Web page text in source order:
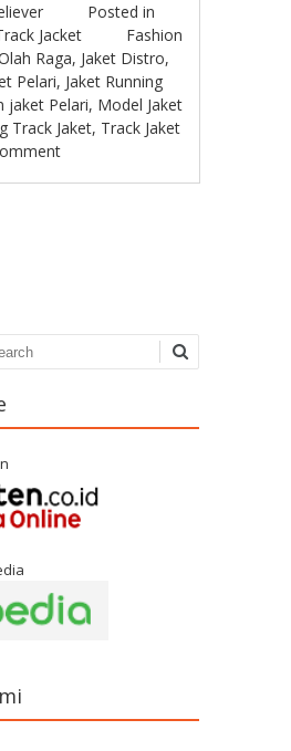
Posted in
Jacket
Fashion
Raga, Jaket Distro,
Pelari, Jaket Running
jaket Pelari, Model Jaket
Track Jaket, Track Jaket